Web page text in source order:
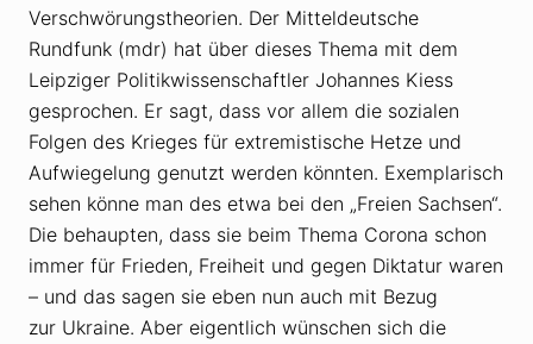
Verschwörungstheorien. Der Mitteldeutsche
Rundfunk (mdr) hat über dieses Thema mit dem
Leipziger Politikwissenschaftler Johannes Kiess
gesprochen. Er sagt, dass vor allem die sozialen
Folgen des Krieges für extremistische Hetze und
Aufwiegelung genutzt werden könnten. Exemplarisch
sehen könne man des etwa bei den „Freien Sachsen“.
Die behaupten, dass sie beim Thema Corona schon
immer für Frieden, Freiheit und gegen Diktatur waren
– und das sagen sie eben nun auch mit Bezug
zur Ukraine. Aber eigentlich wünschen sich die